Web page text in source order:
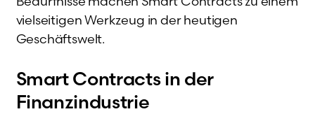
vielseitigen Werkzeug in der heutigen
Geschäftswelt.
Smart Contracts in der
Finanzindustrie